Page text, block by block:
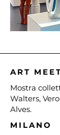
ART
Mostra
Walters,
Alves.
MILANO